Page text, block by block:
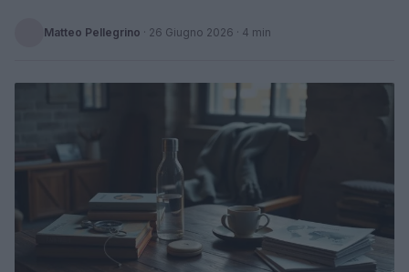
Matteo Pellegrino · 26 Giugno 2026 · 4 min